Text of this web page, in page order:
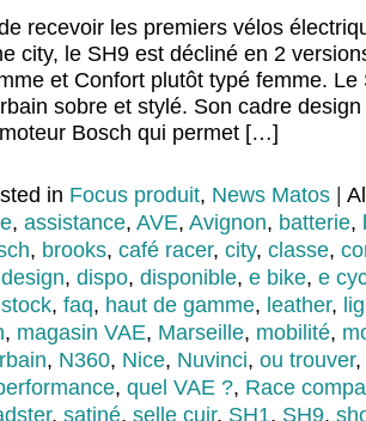
recevoir les premiers vélos
city, le SH9 est décliné en 2
et Confort plutôt typé femme. Le
sobre et stylé. Son cadre
Bosch qui permet […]
in Focus produit, News Matos
, assistance, AVE, Avignon, batterie,
, brooks, café racer, city, classe,
design, dispo, disponible, e bike, e
, faq, haut de gamme, leather,
, magasin VAE, Marseille, mobilité,
, N360, Nice, Nuvinci, ou trouver,
, quel VAE ?, Race
, satiné, selle cuir, SH1, SH9,